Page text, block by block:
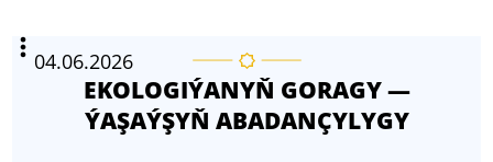
04.06.2026
EKOLOGIÝANYŇ GORAGY —
ÝAŞAÝŞYŇ ABADANÇYLYGY